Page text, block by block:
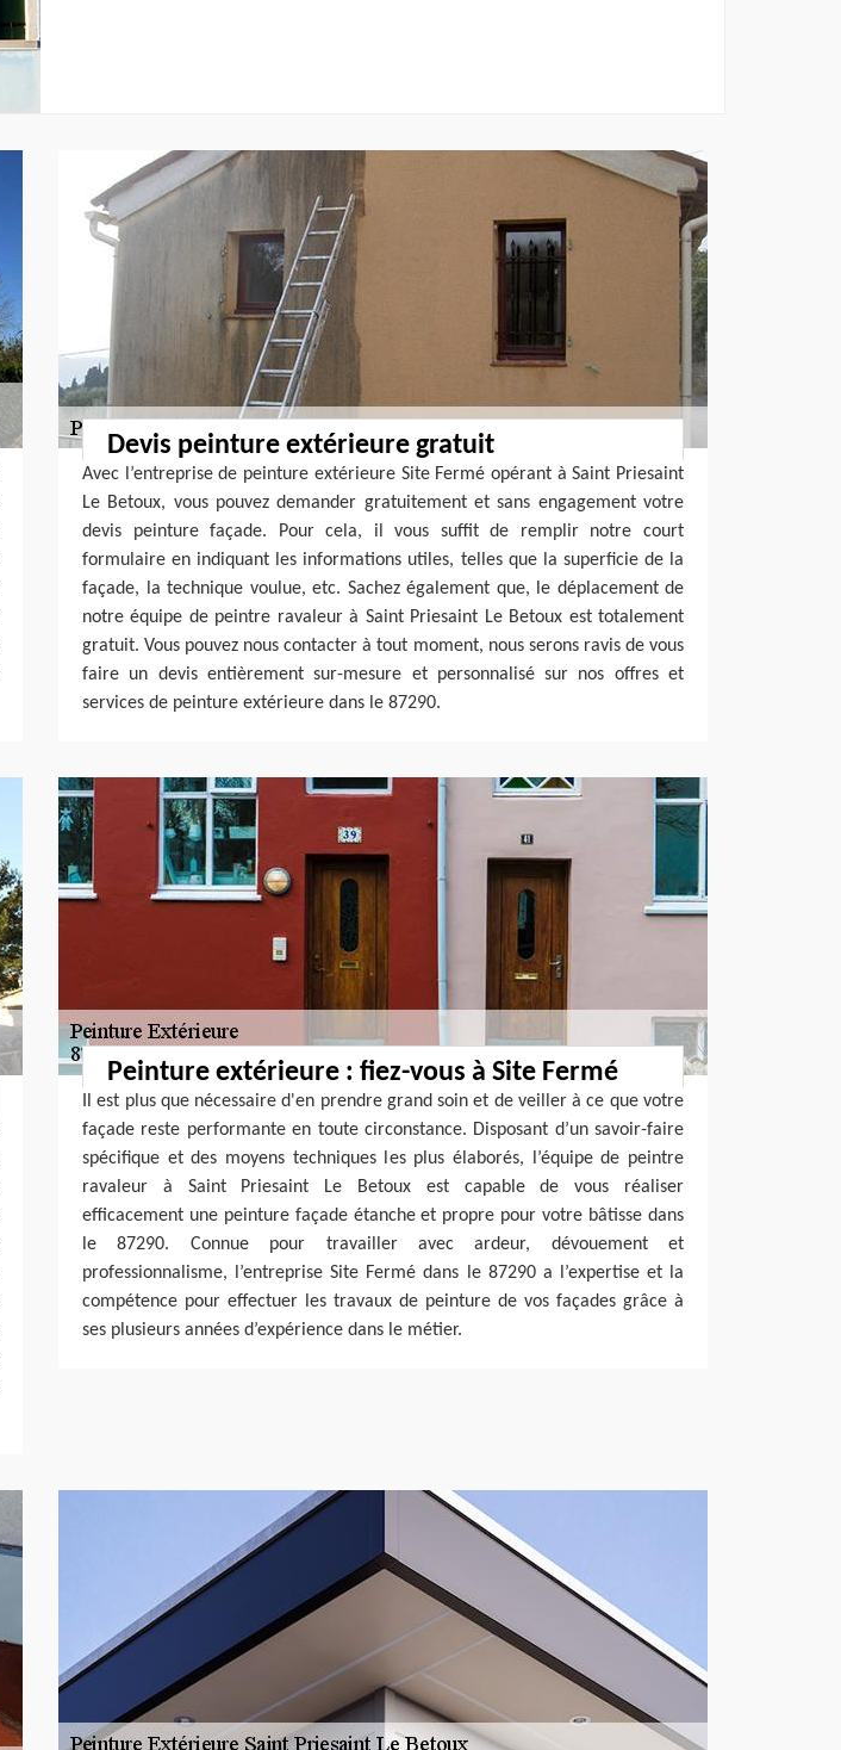
Devis peinture extérieure gratuit
Avec l’entreprise de peinture extérieure Site Fermé opérant à Saint Priesaint
Le Betoux, vous pouvez demander gratuitement et sans engagement votre
devis peinture façade. Pour cela, il vous suffit de remplir notre court
formulaire en indiquant les informations utiles, telles que la superficie de la
façade, la technique voulue, etc. Sachez également que, le déplacement de
notre équipe de peintre ravaleur à Saint Priesaint Le Betoux est totalement
gratuit. Vous pouvez nous contacter à tout moment, nous serons ravis de vous
faire un devis entièrement sur-mesure et personnalisé sur nos offres et
services de peinture extérieure dans le 87290.
Peinture extérieure : fiez-vous à Site Fermé
Il est plus que nécessaire d'en prendre grand soin et de veiller à ce que votre
façade reste performante en toute circonstance. Disposant d’un savoir-faire
spécifique et des moyens techniques les plus élaborés, l’équipe de peintre
ravaleur à Saint Priesaint Le Betoux est capable de vous réaliser
efficacement une peinture façade étanche et propre pour votre bâtisse dans
le 87290. Connue pour travailler avec ardeur, dévouement et
professionnalisme, l’entreprise Site Fermé dans le 87290 a l’expertise et la
compétence pour effectuer les travaux de peinture de vos façades grâce à
ses plusieurs années d’expérience dans le métier.